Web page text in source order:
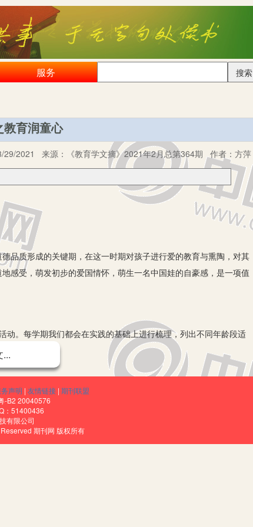
服务
搜索
育润童心
29/2021 来源： 《教育学文摘》2021年2月总第364期 作者： 方萍
质形成的关键期，在这一时期对孩子进行爱的教育与熏陶，对其
感受，萌发初步的爱国情怀，萌生一名中国娃的自豪感，是一项值
。每学期我们都会在实践的基础上进行梳理，列出不同年龄段适
的亲子共读，都围绕着经典诗词来进行。《水调歌头》、《沁园
》活动，更给了孩子和家长展示的平台。让诗意流淌在童年，用诗
感受其独特的艺韵，也让其在跳动的旋律中感受到中国小艺人的
特色乐器坊：古筝、琵琶、竖笛、大鼓等多种民族乐器融入到孩子
敲中感受着酣畅淋漓的艺术享受。每年的六一特色文艺汇演，更成
...
声明 | 友情链接 | 期刊联盟
-B2 20040576
：51400436
有限公司
期刊网 版权所有